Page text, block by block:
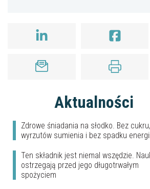
Aktualności
Zdrowe śniadania na słodko. Bez
wyrzutów sumienia i bez spadku
Ten składnik jest niemal wszędzie.
ostrzegają przed jego długotrwałym
spożyciem